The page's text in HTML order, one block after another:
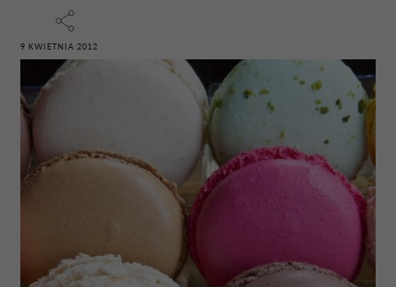
9 KWIETNIA 2012